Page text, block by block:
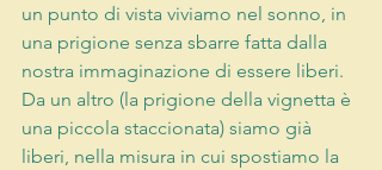
un punto di vista viviamo nel sonno, in
una prigione senza sbarre fatta dalla
nostra immaginazione di essere liberi.
Da un altro (la prigione della vignetta è
una piccola staccionata) siamo già
liberi, nella misura in cui spostiamo la